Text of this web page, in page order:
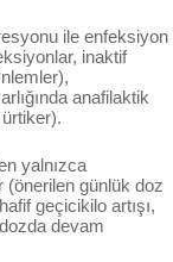
ile enfeksiyon
inaktif
anafilaktik
yalnızca
(önerilen günlük doz
geçicikilo artışı,
devam